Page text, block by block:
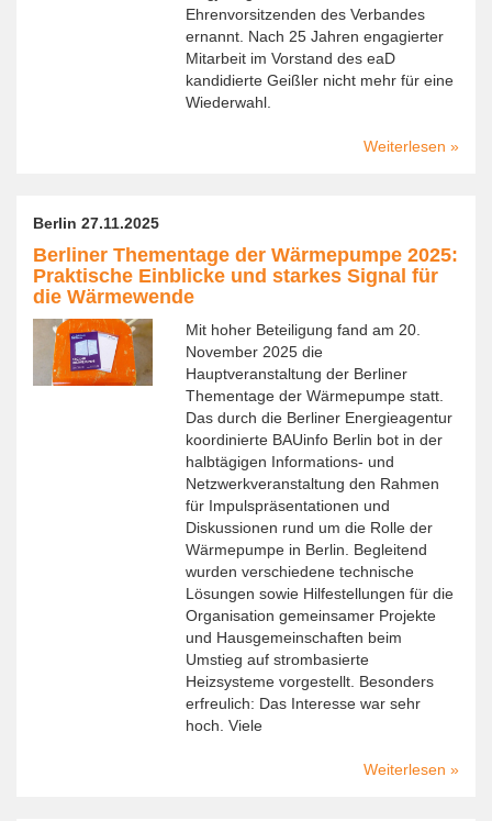
Ehrenvorsitzenden des Verbandes
ernannt. Nach 25 Jahren engagierter
Mitarbeit im Vorstand des eaD
kandidierte Geißler nicht mehr für eine
Wiederwahl.
Weiterlesen über
Berlin 27.11.2025
Berliner Thementage der Wärmepumpe 2025:
Praktische Einblicke und starkes Signal für
die Wärmewende
Mit hoher Beteiligung fand am 20.
November 2025 die
Hauptveranstaltung der Berliner
Thementage der Wärmepumpe statt.
Das durch die Berliner Energieagentur
koordinierte BAUinfo Berlin bot in der
halbtägigen Informations- und
Netzwerkveranstaltung den Rahmen
für Impulspräsentationen und
Diskussionen rund um die Rolle der
Wärmepumpe in Berlin. Begleitend
wurden verschiedene technische
Lösungen sowie Hilfestellungen für die
Organisation gemeinsamer Projekte
und Hausgemeinschaften beim
Umstieg auf strombasierte
Heizsysteme vorgestellt. Besonders
erfreulich: Das Interesse war sehr
hoch. Viele
Weiterlesen über